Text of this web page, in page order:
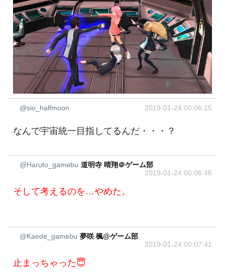
@sio_halfmoon 2019-01-24 00:06:15
なんで宇宙統一目指してるんだ・・・？
@Haruto_gamebu 道明寺 晴翔＠ゲーム部
2019-01-24 00:06:46
そして考えるのを…やめた。
@Kaede_gamebu 夢咲 楓@ゲーム部
2019-01-24 00:07:41
止まっちゃった😇